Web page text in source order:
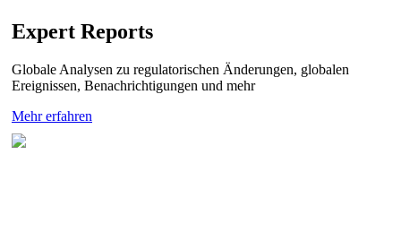
Expert Reports
Globale Analysen zu regulatorischen Änderungen, globalen
Ereignissen, Benachrichtigungen und mehr
Mehr erfahren